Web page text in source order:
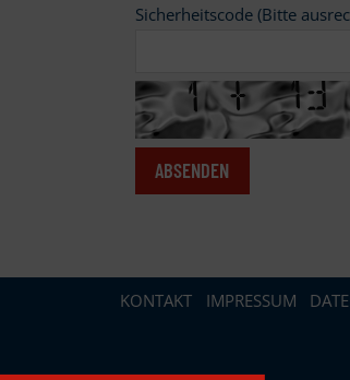
Sicherheitscode (Bitte
KONTAKT IMPRESSUM